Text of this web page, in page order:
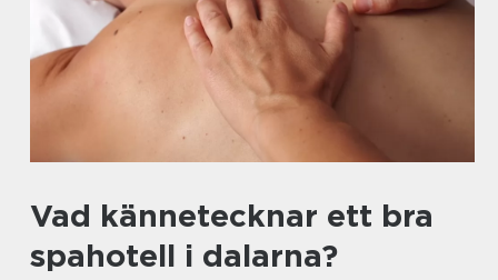
Vad kännetecknar ett bra
spahotell i dalarna?